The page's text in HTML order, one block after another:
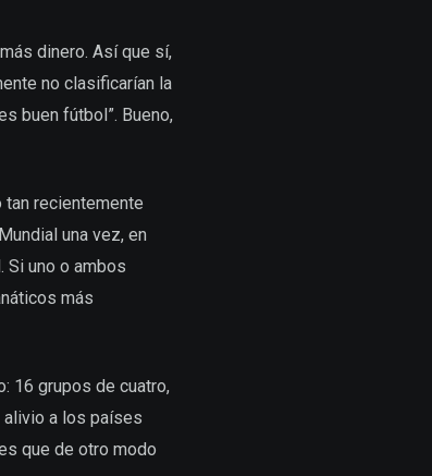
dinero. Así que sí,
no clasificarían la
buen fútbol”. Bueno,
tan recientemente
una vez, en
Si uno o ambos
más
16 grupos de cuatro,
alivio a los países
que de otro modo